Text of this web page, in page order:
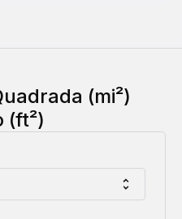
(mi²)
(ft²)